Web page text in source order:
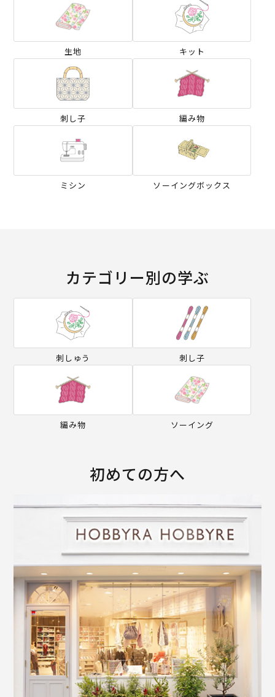
生地 キット
刺し子 編み物
ミシン ソーイングボックス
カテゴリー別の学ぶ
刺しゅう 刺し子
編み物 ソーイング
初めての方へ